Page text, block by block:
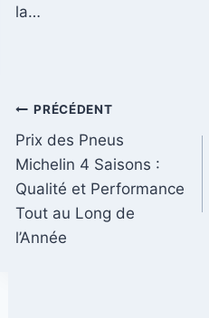
la…
Navigation
de
l’article
PRÉCÉDENT
Prix des Pneus
Michelin 4 Saisons :
Qualité et Performance
Tout au Long de
l’Année